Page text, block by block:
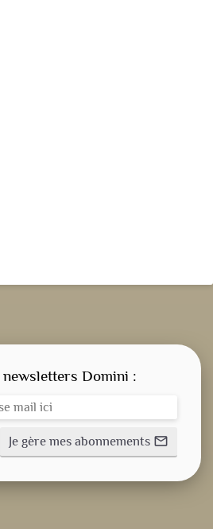
newsletters Domini :
Je gère mes abonnements mail_outline